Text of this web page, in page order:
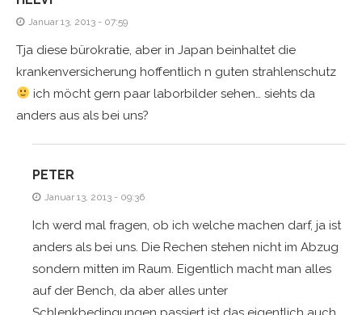
Januar 13, 2013 - 07:59
Tja diese bürokratie, aber in Japan beinhaltet die
krankenversicherung hoffentlich n guten strahlenschutz
ich möcht gern paar laborbilder sehen… siehts da
anders aus als bei uns?
PETER
Januar 13, 2013 - 09:36
Ich werd mal fragen, ob ich welche machen darf, ja ist
anders als bei uns. Die Rechen stehen nicht im Abzug
sondern mitten im Raum. Eigentlich macht man alles
auf der Bench, da aber alles unter